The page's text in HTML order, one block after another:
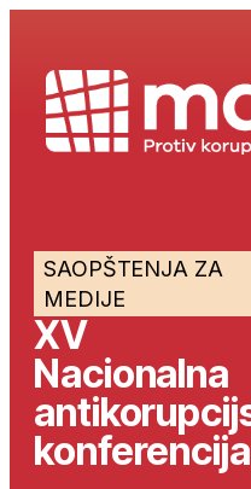
SAOPŠTENJA ZA
MEDIJE
XV
Nacionalna
konferencija